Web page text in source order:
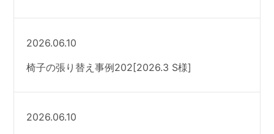
2026.06.10
椅子の張り替え事例202[2026.3 S様]
2026.06.10